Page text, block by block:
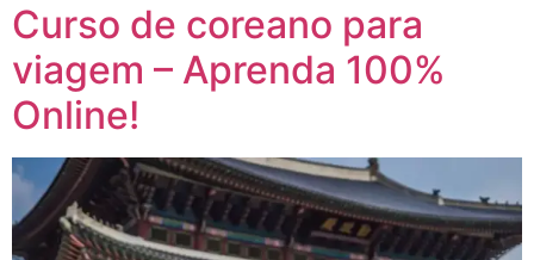
Curso de coreano para
viagem – Aprenda 100%
Online!